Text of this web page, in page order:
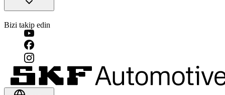
Bizi takip edin